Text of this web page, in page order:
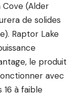
Cove (Alder
de solides
Raptor Lake
le produit
avec
à faible